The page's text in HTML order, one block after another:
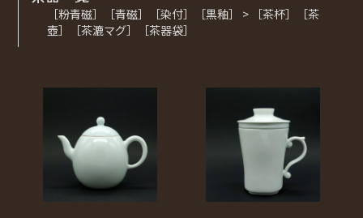
［粉青磁］［青磁］［染付］［黒釉］ > ［茶杯］［茶
壺］［茶漉マグ］［茶器袋］